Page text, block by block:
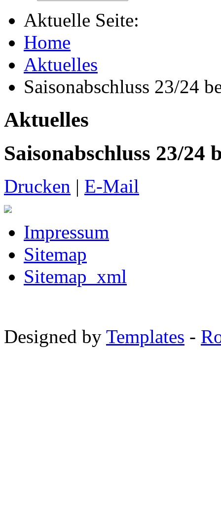
Aktuelle Seite:
Home
Aktuelles
Saisonabschluss 23/24
Aktuelles
Saisonabschluss 23/24
Drucken | E-Mail
Impressum
Sitemap
Sitemap_xml
Designed by Templates -